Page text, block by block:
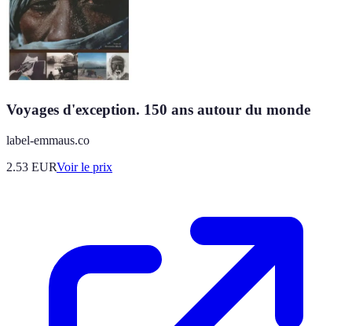
Voyages d'exception. 150 ans autour du monde
label-emmaus.co
2.53 EURVoir le prix